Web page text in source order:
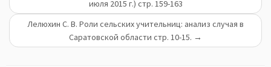
июля 2015 г.) стр. 159-163
Лелюхин С. В. Роли сельских учительниц: анализ случая в
Саратовской области стр. 10-15. →